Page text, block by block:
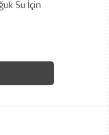
Su İçin